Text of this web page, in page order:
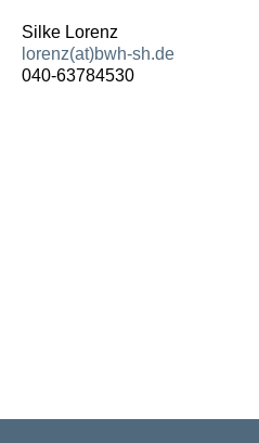
Silke Lorenz
lorenz(at)bwh-sh.de
040-63784530